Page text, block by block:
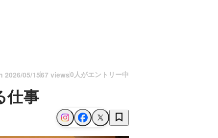
2026/05/1567 views0人がエントリー中
仕事